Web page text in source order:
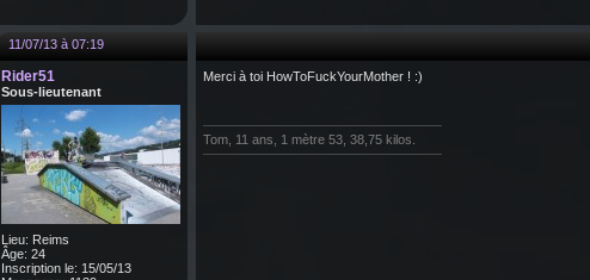
11/07/13 à 07:19
Rider51
Sous-lieutenant
Lieu: Reims
Âge: 24
Inscription le: 15/05/13
Merci à toi HowToFuckYourMother ! :)
Tom, 11 ans, 1 mètre 53, 38,75 kilos.